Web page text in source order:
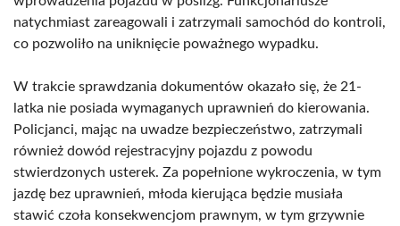
natychmiast zareagowali i zatrzymali samochód do kontroli,
co pozwoliło na uniknięcie poważnego wypadku.
W trakcie sprawdzania dokumentów okazało się, że 21-
latka nie posiada wymaganych uprawnień do kierowania.
Policjanci, mając na uwadze bezpieczeństwo, zatrzymali
również dowód rejestracyjny pojazdu z powodu
stwierdzonych usterek. Za popełnione wykroczenia, w tym
jazdę bez uprawnień, młoda kierująca będzie musiała
stawić czoła konsekwencjom prawnym, w tym grzywnie